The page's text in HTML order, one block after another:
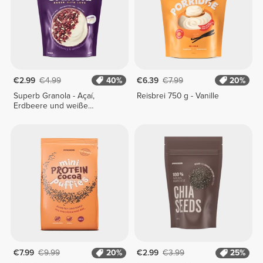
€2.99 €4.99
40%
Superb Granola - Açaí,
Erdbeere und weiße
€6.39 €7.99
20%
Reisbrei 750 g - Vanille
€7.99 €9.99
20%
€2.99 €3.99
25%